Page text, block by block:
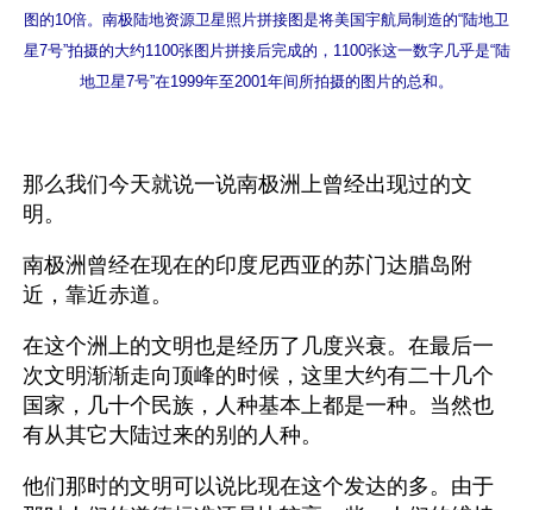
图的10倍。南极陆地资源卫星照片拼接图是将美国宇航局制造的“陆地卫
星7号”拍摄的大约1100张图片拼接后完成的，1100张这一数字几乎是“陆
地卫星7号”在1999年至2001年间所拍摄的图片的总和。
那么我们今天就说一说南极洲上曾经出现过的文
明。
南极洲曾经在现在的印度尼西亚的苏门达腊岛附
近，靠近赤道。
在这个洲上的文明也是经历了几度兴衰。在最后一
次文明渐渐走向顶峰的时候，这里大约有二十几个
国家，几十个民族，人种基本上都是一种。当然也
有从其它大陆过来的别的人种。
他们那时的文明可以说比现在这个发达的多。由于